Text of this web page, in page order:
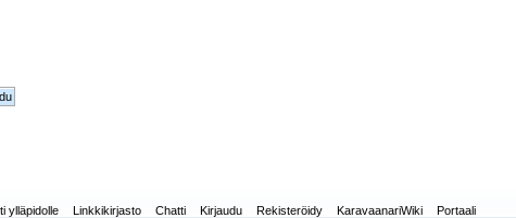
ylläpidolle Linkkikirjasto Chatti Kirjaudu Rekisteröidy KaravaanariWiki Portaali